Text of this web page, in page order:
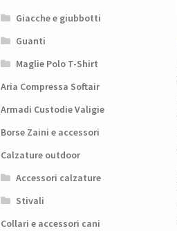
Giacche e giubbotti
Guanti
Maglie Polo T-Shirt
Aria Compressa Softair
Armadi Custodie Valigie
Borse Zaini e accessori
Calzature outdoor
Accessori calzature
Stivali
Collari e accessori cani